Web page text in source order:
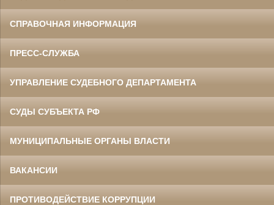
СПРАВОЧНАЯ ИНФОРМАЦИЯ
ПРЕСС-СЛУЖБА
УПРАВЛЕНИЕ СУДЕБНОГО ДЕПАРТАМЕНТА
СУДЫ СУБЪЕКТА РФ
МУНИЦИПАЛЬНЫЕ ОРГАНЫ ВЛАСТИ
ВАКАНСИИ
ПРОТИВОДЕЙСТВИЕ КОРРУПЦИИ